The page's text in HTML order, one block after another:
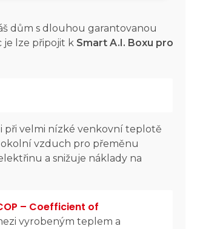
dům s dlouhou garantovanou
je lze připojit k Smart A.I. Boxu pro
velmi nízké venkovní teplotě
okolní vzduch pro přeměnu
a snižuje náklady na
– Coefficient of
vyrobeným teplem a